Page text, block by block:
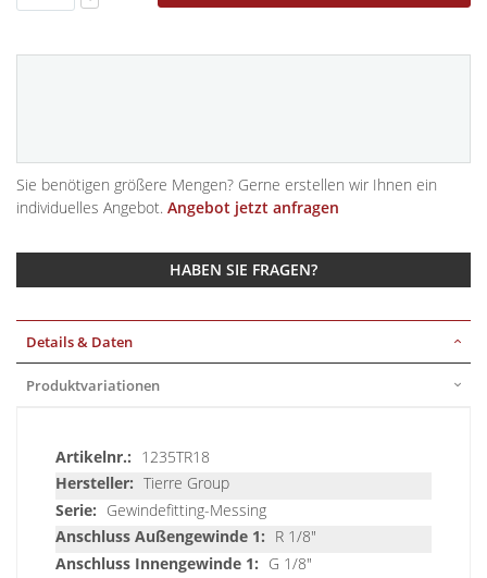
Sie benötigen größere Mengen? Gerne erstellen wir Ihnen ein
individuelles Angebot. Angebot jetzt anfragen
HABEN SIE FRAGEN?
Details & Daten
Produktvariationen
Details
&
1235TR18
Tierre Group
Gewindefitting-Messing
R 1/8"
G 1/8"